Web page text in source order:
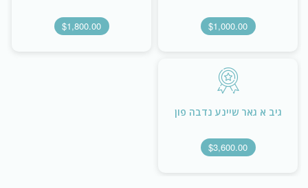
$1,000.00
$1,800.00
גיב א גאר שיינע נדבה פון
$3,600.00